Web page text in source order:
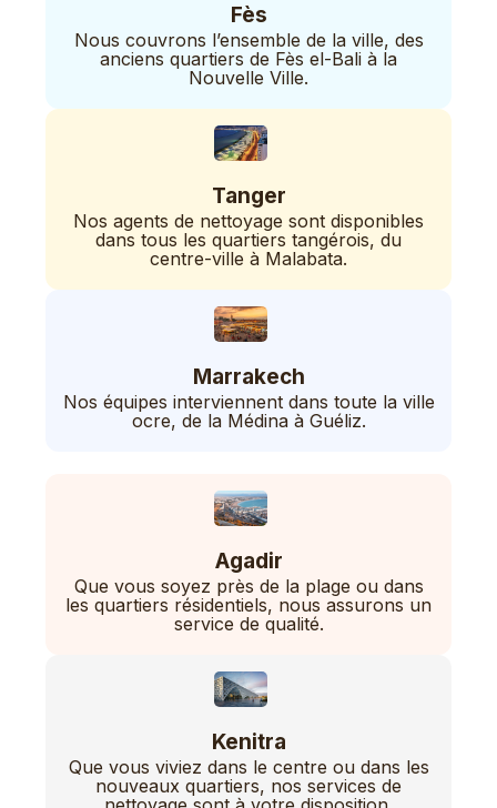
Fès
Nous couvrons l’ensemble de la ville, des
anciens quartiers de Fès el-Bali à la
Nouvelle Ville.
Tanger
Nos agents de nettoyage sont disponibles
dans tous les quartiers tangérois, du
centre-ville à Malabata.
Marrakech
Nos équipes interviennent dans toute la ville
ocre, de la Médina à Guéliz.
Agadir
Que vous soyez près de la plage ou dans
les quartiers résidentiels, nous assurons un
service de qualité.
Kenitra
Que vous viviez dans le centre ou dans les
nouveaux quartiers, nos services de